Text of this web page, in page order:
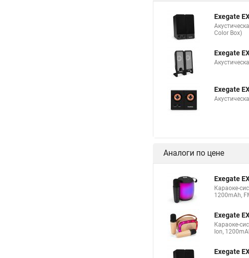
Exegate
Color Box)
Exegate
Exegate
Аналоги по цене
Exegate
Караоке-
1200mAh,
Exegate
Караоке-
Ion,
Exegate